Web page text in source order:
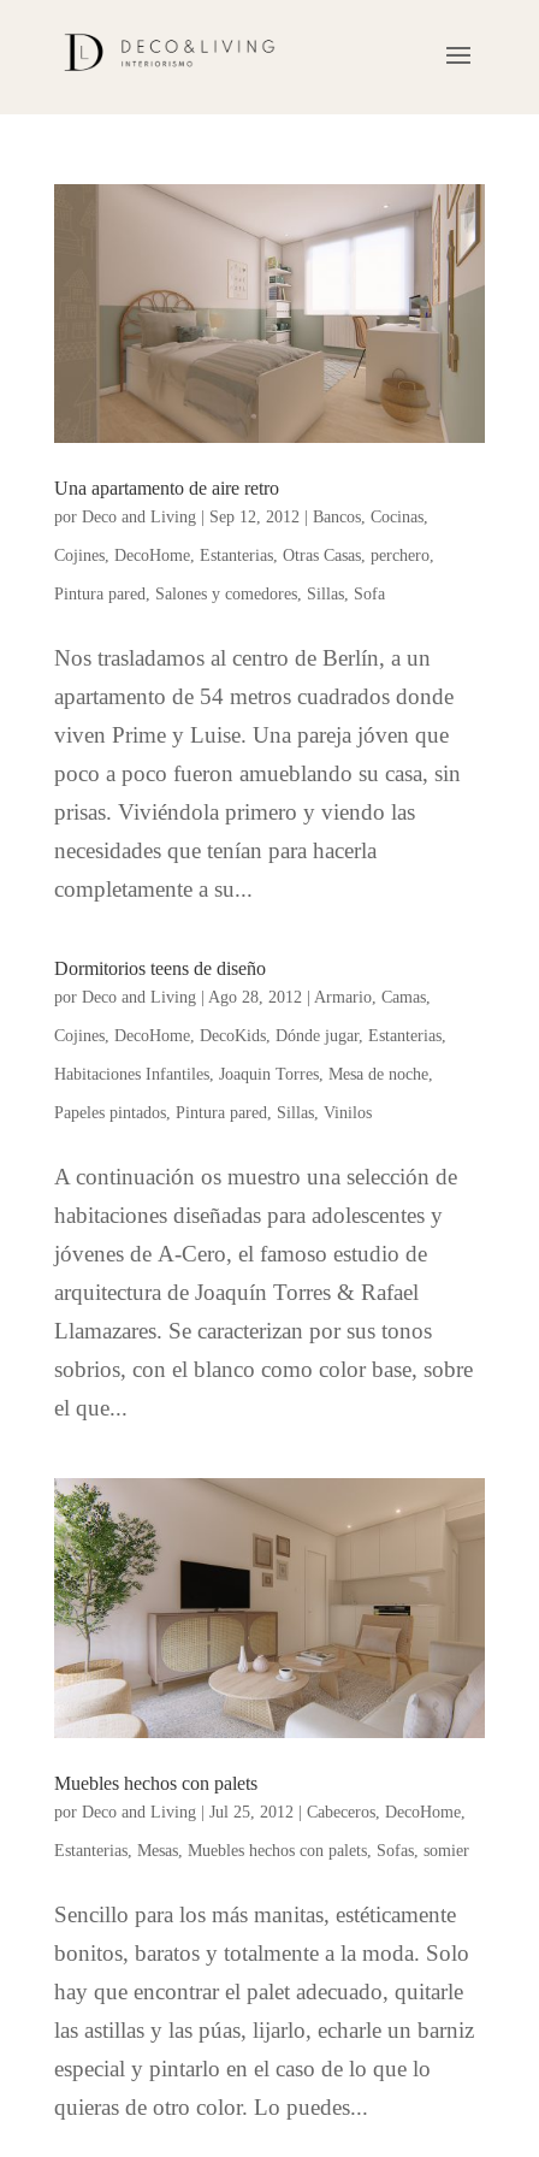
Una apartamento de aire retro
por Deco and Living| Sep 12, 2012| Bancos, Cocinas,
Cojines, DecoHome, Estanterias, Otras Casas, perchero,
Pintura pared, Salones y comedores, Sillas, Sofa
Nos trasladamos al centro de Berlín, a un
apartamento de 54 metros cuadrados donde
viven Prime y Luise. Una pareja jóven que
poco a poco fueron amueblando su casa, sin
prisas. Viviéndola primero y viendo las
necesidades que tenían para hacerla
completamente a su...
Dormitorios teens de diseño
por Deco and Living| Ago 28, 2012| Armario, Camas,
Cojines, DecoHome, DecoKids, Dónde jugar, Estanterias,
Habitaciones Infantiles, Joaquin Torres, Mesa de noche,
Papeles pintados, Pintura pared, Sillas, Vinilos
A continuación os muestro una selección de
habitaciones diseñadas para adolescentes y
jóvenes de A-Cero, el famoso estudio de
arquitectura de Joaquín Torres & Rafael
Llamazares. Se caracterizan por sus tonos
sobrios, con el blanco como color base, sobre
el que...
Muebles hechos con palets
por Deco and Living| Jul 25, 2012| Cabeceros, DecoHome,
Estanterias, Mesas, Muebles hechos con palets, Sofas, somier
Sencillo para los más manitas, estéticamente
bonitos, baratos y totalmente a la moda. Solo
hay que encontrar el palet adecuado, quitarle
las astillas y las púas, lijarlo, echarle un barniz
especial y pintarlo en el caso de lo que lo
quieras de otro color. Lo puedes...